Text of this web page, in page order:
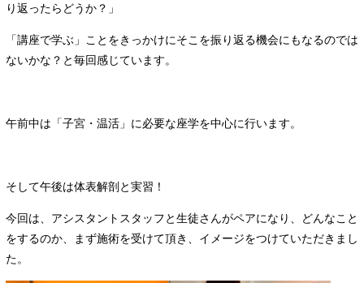
り返ったらどうか？」
「講座で学ぶ」ことをきっかけにそこを振り返る機会にもなるのでは
ないかな？と毎回感じています。
午前中は「子宮・温活」に必要な座学を中心に行います。
そして午後は体表解剖と実習！
今回は、アシスタントスタッフと生徒さんがペアになり、どんなこと
をするのか、まず施術を受けて頂き、イメージをつけていただきまし
た。